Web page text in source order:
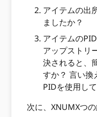
アイテムの出
ましたか？
アイテムの
アップストリ
決されると、
すか？ 言い換
PIDを使用し
次に、XNUMXつ